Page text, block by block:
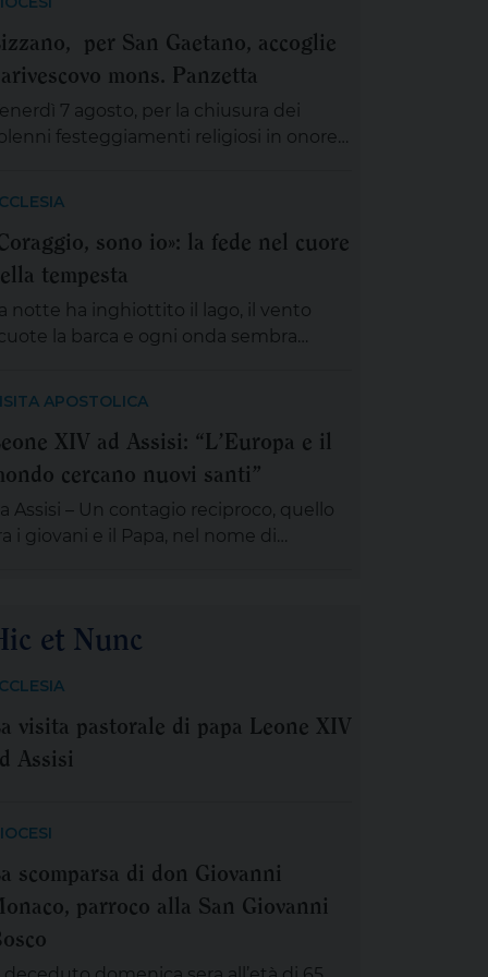
per San Gaetano, accoglie
mons. Panzetta
7 agosto, per la chiusura dei
festeggiamenti religiosi in onore
L’importante evento cittadino ed
vedrà il coinvolgimento
dei fedeli lizzanesi, dei
delle confraternite e delle
dei gruppi, dei movimenti e
sono io»: la fede nel cuore
tempesta
notte ha inghiottito il lago, il vento
la barca e ogni onda sembra
nostre notti, quando l’angoscia
spazio, le certezze si incrinano e
Matteo […]
APOSTOLICA
XIV ad Assisi: “L’Europa e il
cercano nuovi santi”
Assisi – Un contagio reciproco, quello
i giovani e il Papa, nel nome di
di San Francesco, ha scelto di stare
Continente: 2.500 persone,
e non credenti, tra […]
et Nunc
visita pastorale di papa Leone XIV
Assisi
scomparsa di don Giovanni
parroco alla San Giovanni